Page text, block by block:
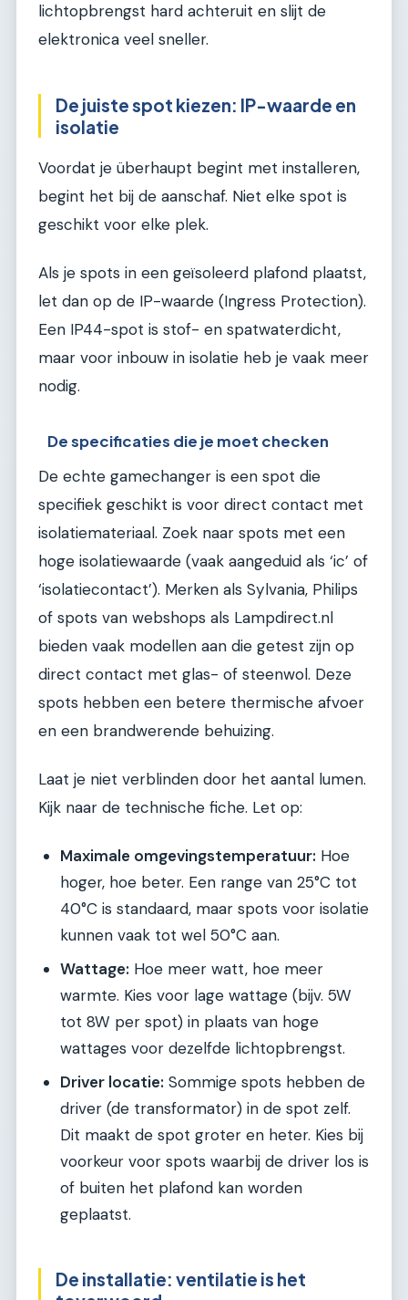
lichtopbrengst hard achteruit en slijt de
elektronica veel sneller.
De juiste spot kiezen: IP-waarde en
isolatie
Voordat je überhaupt begint met installeren,
begint het bij de aanschaf. Niet elke spot is
geschikt voor elke plek.
Als je spots in een geïsoleerd plafond plaatst,
let dan op de IP-waarde (Ingress Protection).
Een IP44-spot is stof- en spatwaterdicht,
maar voor inbouw in isolatie heb je vaak meer
nodig.
De specificaties die je moet checken
De echte gamechanger is een spot die
specifiek geschikt is voor direct contact met
isolatiemateriaal. Zoek naar spots met een
hoge isolatiewaarde (vaak aangeduid als ‘ic’ of
‘isolatiecontact’). Merken als Sylvania, Philips
of spots van webshops als Lampdirect.nl
bieden vaak modellen aan die getest zijn op
direct contact met glas- of steenwol. Deze
spots hebben een betere thermische afvoer
en een brandwerende behuizing.
Laat je niet verblinden door het aantal lumen.
Kijk naar de technische fiche. Let op:
Maximale omgevingstemperatuur: Hoe
hoger, hoe beter. Een range van 25°C tot
40°C is standaard, maar spots voor isolatie
kunnen vaak tot wel 50°C aan.
Wattage: Hoe meer watt, hoe meer
warmte. Kies voor lage wattage (bijv. 5W
tot 8W per spot) in plaats van hoge
wattages voor dezelfde lichtopbrengst.
Driver locatie: Sommige spots hebben de
driver (de transformator) in de spot zelf.
Dit maakt de spot groter en heter. Kies bij
voorkeur voor spots waarbij de driver los is
of buiten het plafond kan worden
geplaatst.
De installatie: ventilatie is het